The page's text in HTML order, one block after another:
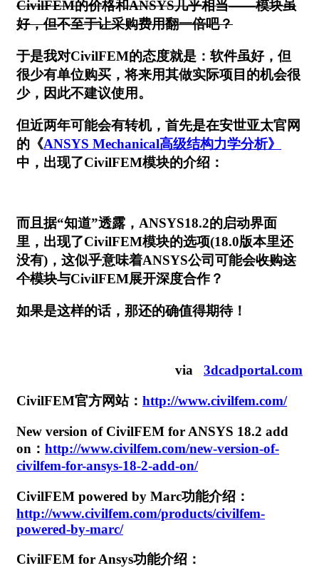
CivilFEM的价格和ANSYS几乎相当——模块虽
好，但不至于让采购费用翻一倍吧？
于是我对CivilFEM的态度就是：软件虽好，但
很少有单位购买，将来用其做实际项目的机会很
少，因此不建议使用。
但近两年可能会有转机，首先是在安世亚太官网
的《ANSYS Mechanical高级结构力学分析》
中，出现了CivilFEM模块的介绍：
而且据“知道”透露，ANSYS18.2的启动界面
里，出现了CivilFEM模块的选项(18.0版本里还
没有)，这似乎意味着ANSYS公司可能会收购这
个模块与CivilFEM展开深度合作？
如果是这样的话，那还的确值得期待！
via 3dcadportal.com
CivilFEM官方网站： http://www.civilfem.com/
New version of CivilFEM for ANSYS 18.2 add
on： http://www.civilfem.com/new-version-of-
civilfem-for-ansys-18-2-add-on/
CivilFEM powered by Marc功能介绍：
http://www.civilfem.com/products/civilfem-
powered-by-marc/
CivilFEM for Ansys功能介绍：